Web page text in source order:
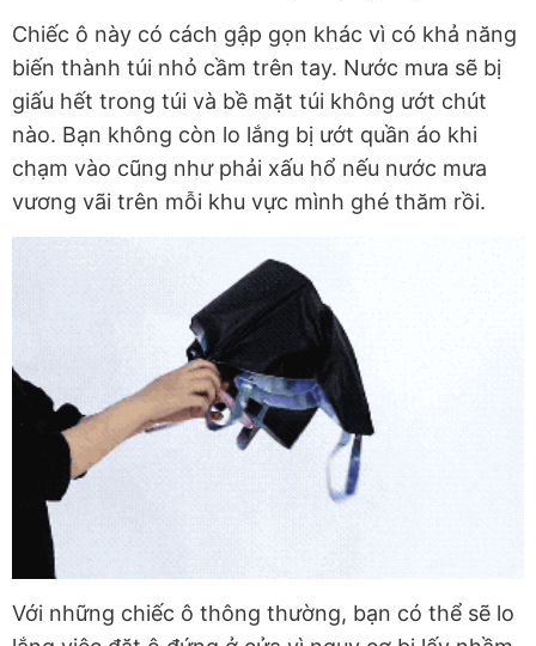
Chiếc ô này có cách gập gọn khác vì có khả năng
biến thành túi nhỏ cầm trên tay. Nước mưa sẽ bị
giấu hết trong túi và bề mặt túi không ướt chút
nào. Bạn không còn lo lắng bị ướt quần áo khi
chạm vào cũng như phải xấu hổ nếu nước mưa
vương vãi trên mỗi khu vực mình ghé thăm rồi.
Với những chiếc ô thông thường, bạn có thể sẽ lo